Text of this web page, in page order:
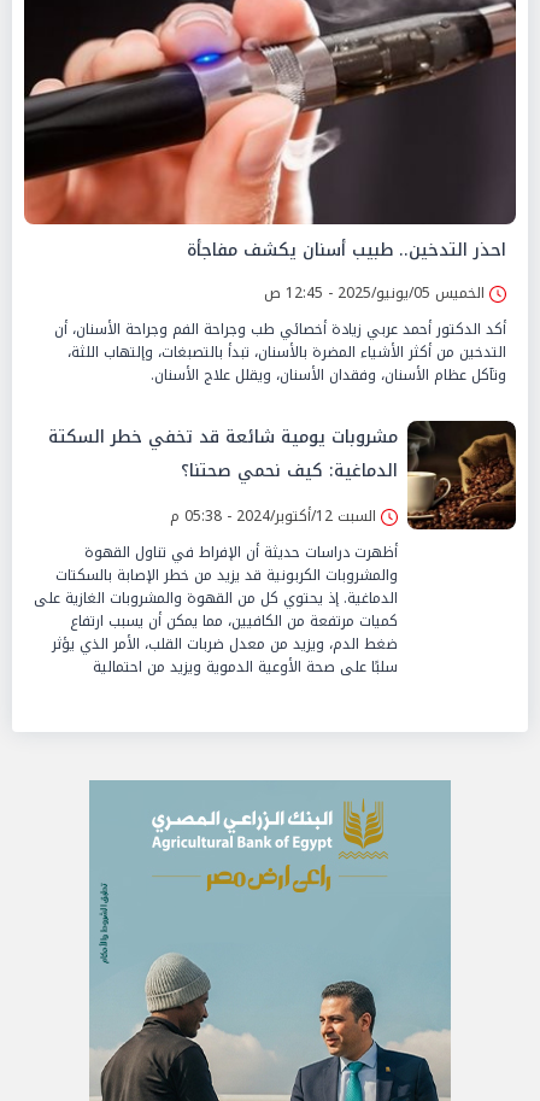
احذر التدخين.. طبيب أسنان يكشف مفاجأة
الخميس 05/يونيو/2025 - 12:45 ص
أكد الدكتور أحمد عربي زيادة أخصائي طب وجراحة الفم وجراحة الأسنان، أن
التدخين من أكثر الأشياء المضرة بالأسنان، تبدأ بالتصبغات، وإلتهاب اللثة،
وتآكل عظام الأسنان، وفقدان الأسنان، ويقلل علاج الأسنان.
مشروبات يومية شائعة قد تخفي خطر السكتة
الدماغية: كيف نحمي صحتنا؟
السبت 12/أكتوبر/2024 - 05:38 م
أظهرت دراسات حديثة أن الإفراط في تناول القهوة
والمشروبات الكربونية قد يزيد من خطر الإصابة بالسكتات
الدماغية. إذ يحتوي كل من القهوة والمشروبات الغازية على
كميات مرتفعة من الكافيين، مما يمكن أن يسبب ارتفاع
ضغط الدم، ويزيد من معدل ضربات القلب، الأمر الذي يؤثر
سلبًا على صحة الأوعية الدموية ويزيد من احتمالية